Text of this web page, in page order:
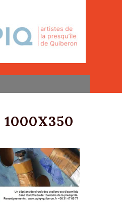
1000X350